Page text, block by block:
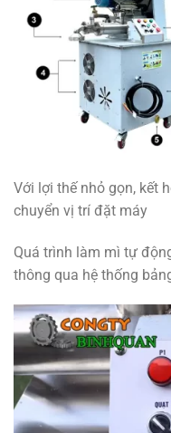
Với lợi thế nhỏ gọn, kết
chuyển vị trí đặt máy
Quá trình làm mì tự
thông qua hệ thống